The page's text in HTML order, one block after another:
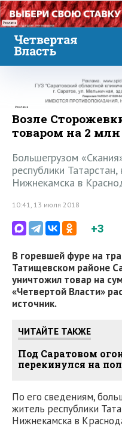
Реклама
Реклама
Возле
товаром на 2
Большегрузом
республики Татарстан,
Нижнекамска в
10:41, 13 июля 2018
+3
В горевшей фуре на
Татищевском районе
уничтожил товар на
«Четвертой Власти»
источник.
ЧИТАЙТЕ ТАКЖЕ
Под Саратовом
перекинулся на
По его сведениям,
житель республики
Нижнекамска в